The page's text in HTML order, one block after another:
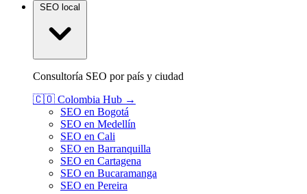
Consultoría SEO por país y ciudad
🇨🇴 Colombia Hub →
SEO en Bogotá
SEO en Medellín
SEO en Cali
SEO en Barranquilla
SEO en Cartagena
SEO en Bucaramanga
SEO en Pereira